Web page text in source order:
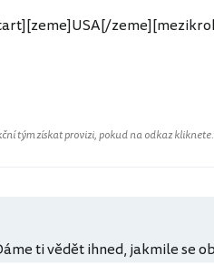
tým získat provizi, pokud na odkaz
ti vědět ihned, jakmile se